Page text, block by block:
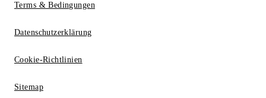
Terms & Bedingungen
Datenschutzerklärung
Cookie-Richtlinien
Sitemap